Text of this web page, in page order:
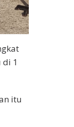
1
itu